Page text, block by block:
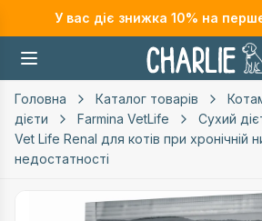
У вас діє знижка 10% на
Головна Каталог товарів
дієти
Farmina VetLife
Сухий
Vet Life Renal для котів при хронічній
недостатності